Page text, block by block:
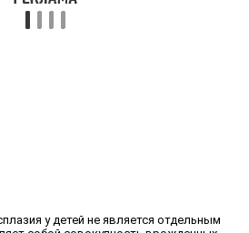
у детей не является отдельным